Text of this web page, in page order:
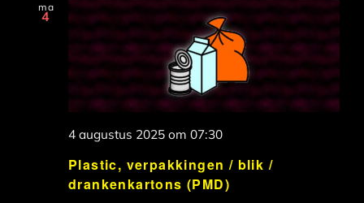
ma
4
Plastic, verpakkingen / blik /
drankenkartons (PMD)
4 augustus 2025 om 07:30